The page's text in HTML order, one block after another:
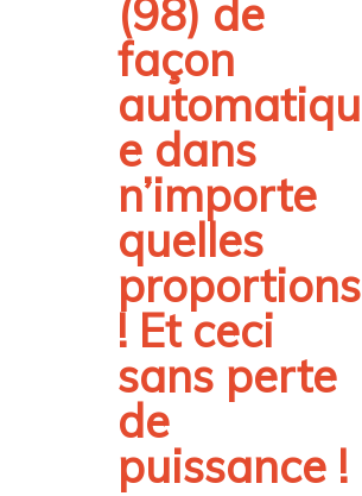
(98) de
façon
automatiqu
e dans
n’importe
quelles
proportions
! Et ceci
sans perte
de
puissance !